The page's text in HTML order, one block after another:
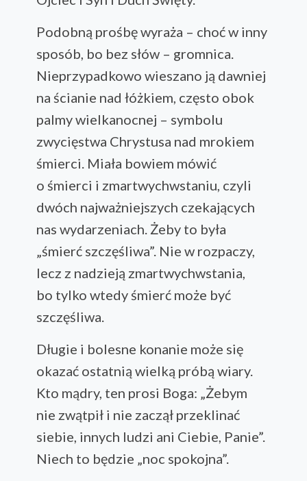
Podobną prośbę wyraża – choć w inny
sposób, bo bez słów – gromnica.
Nieprzypadkowo wieszano ją dawniej
na ścianie nad łóżkiem, często obok
palmy wielkanocnej – symbolu
zwycięstwa Chrystusa nad mrokiem
śmierci. Miała bowiem mówić
o śmierci i zmartwychwstaniu, czyli
dwóch najważniejszych czekających
nas wydarzeniach. Żeby to była
„śmierć szczęśliwa”. Nie w rozpaczy,
lecz z nadzieją zmartwychwstania,
bo tylko wtedy śmierć może być
szczęśliwa.
Długie i bolesne konanie może się
okazać ostatnią wielką próbą wiary.
Kto mądry, ten prosi Boga: „Żebym
nie zwątpił i nie zaczął przeklinać
siebie, innych ludzi ani Ciebie, Panie”.
Niech to będzie „noc spokojna”.